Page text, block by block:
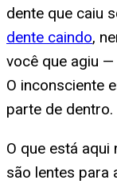
dente que caiu
dente caindo,
você que agiu
O inconsciente
parte de dentro.
O que está
são lentes para